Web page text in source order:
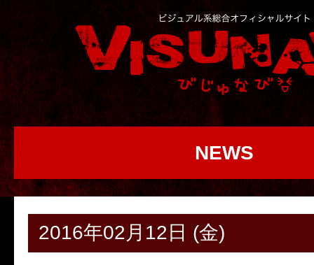
NEWS
2016年02月12日 (金)